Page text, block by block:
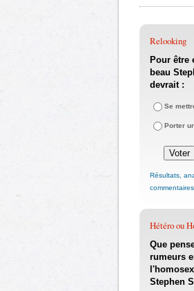
Relooking
Pour être
beau
devrait :
Se
Porter
Résultats,
Hétéro ou
Que
rumeurs
Stephen